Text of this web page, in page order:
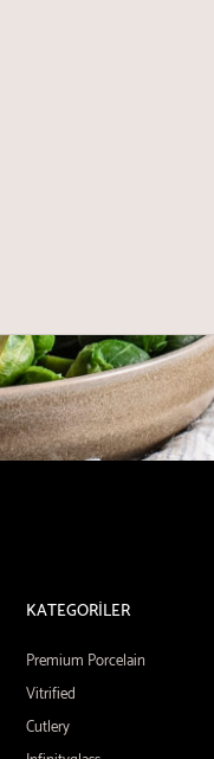
KATEGORİLER
Premium Porcelain
Vitrified
Cutlery